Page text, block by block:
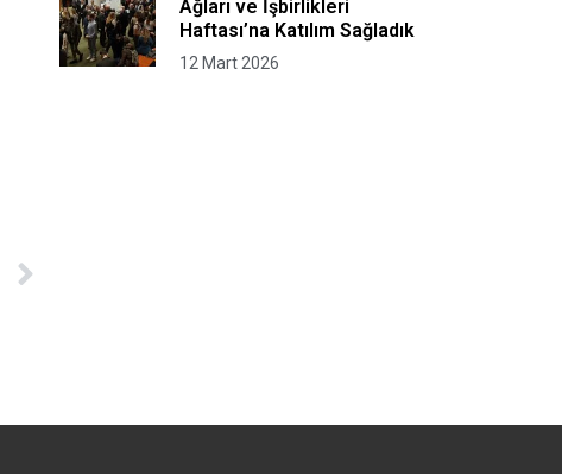
Ağları ve İşbirlikleri
Haftası’na Katılım Sağladık
12 Mart 2026